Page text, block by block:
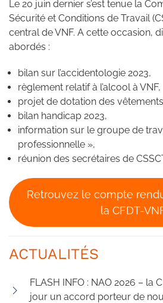
Le 20 juin dernier s’est tenue la
Sécurité et Conditions de Travail
central de VNF. A cette occasion,
abordés :
bilan sur l’accidentologie 2023,
règlement relatif à l’alcool à VNF,
projet de dotation des
bilan handicap 2023,
information sur le groupe de
professionnelle »,
réunion des secrétaires de
Retrouvez le compte
la CFDT-
ACTUALITÉS
FLASH INFO : NAO 2026 – la
jour un accord porteur de